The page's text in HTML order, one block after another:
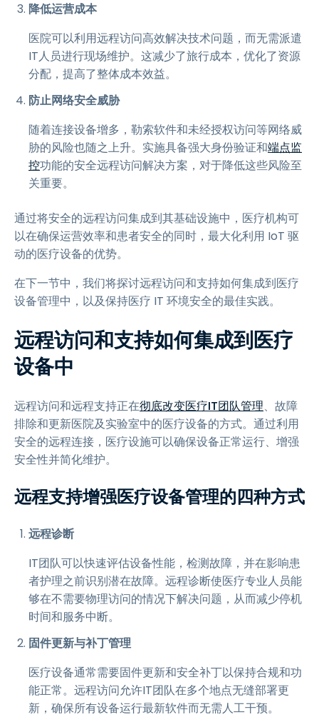
降低运营成本
医院可以利用远程访问高效解决技术问题，而无需派遣
IT人员进行现场维护。这减少了旅行成本，优化了资源
分配，提高了整体成本效益。
防止网络安全威胁
随着连接设备增多，勒索软件和未经授权访问等网络威
胁的风险也随之上升。实施具备强大身份验证和端点监
控功能的安全远程访问解决方案，对于降低这些风险至
关重要。
通过将安全的远程访问集成到其基础设施中，医疗机构可
以在确保运营效率和患者安全的同时，最大化利用 IoT 驱
动的医疗设备的优势。
在下一节中，我们将探讨远程访问和支持如何集成到医疗
设备管理中，以及保持医疗 IT 环境安全的最佳实践。
远程访问和支持如何集成到医疗
设备中
远程访问和远程支持正在彻底改变医疗IT团队管理、故障
排除和更新医院及实验室中的医疗设备的方式。通过利用
安全的远程连接，医疗设施可以确保设备正常运行、增强
安全性并简化维护。
远程支持增强医疗设备管理的四种方式
远程诊断
IT团队可以快速评估设备性能，检测故障，并在影响患
者护理之前识别潜在故障。远程诊断使医疗专业人员能
够在不需要物理访问的情况下解决问题，从而减少停机
时间和服务中断。
固件更新与补丁管理
医疗设备通常需要固件更新和安全补丁以保持合规和功
能正常。远程访问允许IT团队在多个地点无缝部署更
新，确保所有设备运行最新软件而无需人工干预。